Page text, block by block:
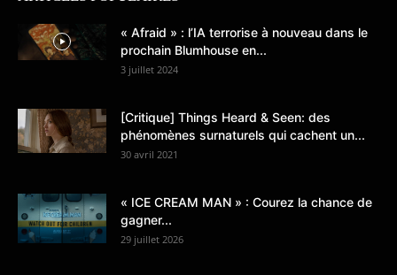
« Afraid » : l’IA terrorise à nouveau dans le
prochain Blumhouse en...
3 juillet 2024
[Critique] Things Heard & Seen: des
phénomènes surnaturels qui cachent un...
30 avril 2021
« ICE CREAM MAN » : Courez la chance de
gagner...
29 juillet 2026